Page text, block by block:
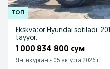
Ekskvator Hyundai sotiladi,
tayyor.
1 000 834 800 сум
Янгикурган - 05 августа 2026 г.